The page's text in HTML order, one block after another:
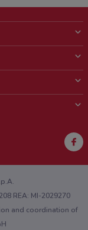
le site?
REA: MI-2029270
and coordination of